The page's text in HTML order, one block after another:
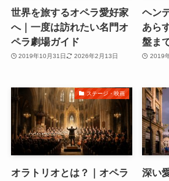
世界を旅するオペラ愛好家
へ｜一度は訪れたい名門オ
ペラ劇場ガイド
2019年10月31日 2026年2月13日
ヘン
あら
盤ま
2019
ステージ・映画
オラトリオとは？｜オペラ
深い